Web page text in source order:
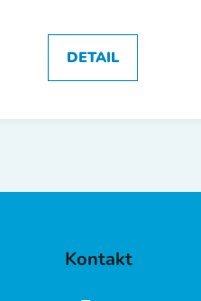
DETAIL
Kontakt